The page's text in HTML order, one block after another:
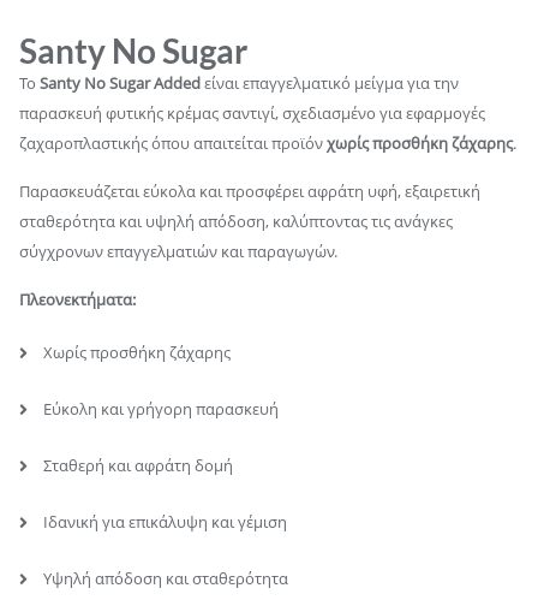
Santy No Sugar
Το Santy No Sugar Addedείναι επαγγελματικό μείγμα για την
παρασκευή φυτικής κρέμας σαντιγί, σχεδιασμένο για εφαρμογές
ζαχαροπλαστικής όπου απαιτείται προϊόνχωρίς προσθήκη ζάχαρης.
Παρασκευάζεται εύκολα και προσφέρει αφράτη υφή, εξαιρετική
σταθερότητα και υψηλή απόδοση, καλύπτοντας τις ανάγκες
σύγχρονων επαγγελματιών και παραγωγών.
Πλεονεκτήματα:
Χωρίς προσθήκη ζάχαρης
Εύκολη και γρήγορη παρασκευή
Σταθερή και αφράτη δομή
Ιδανική για επικάλυψη και γέμιση
Υψηλή απόδοση και σταθερότητα